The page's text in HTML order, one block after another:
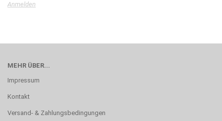
Anmelden
MEHR ÜBER...
Impressum
Kontakt
Versand- & Zahlungsbedingungen